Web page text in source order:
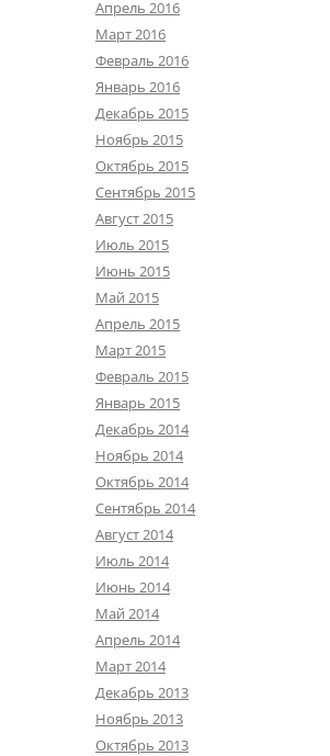
Апрель 2016
Март 2016
Февраль 2016
Январь 2016
Декабрь 2015
Ноябрь 2015
Октябрь 2015
Сентябрь 2015
Август 2015
Июль 2015
Июнь 2015
Май 2015
Апрель 2015
Март 2015
Февраль 2015
Январь 2015
Декабрь 2014
Ноябрь 2014
Октябрь 2014
Сентябрь 2014
Август 2014
Июль 2014
Июнь 2014
Май 2014
Апрель 2014
Март 2014
Декабрь 2013
Ноябрь 2013
Октябрь 2013